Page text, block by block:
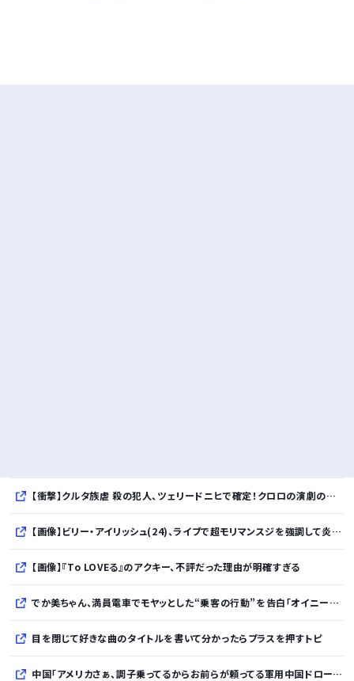
【衝撃】クルタ族虐 殺の犯人、ツェリードニヒで確定！クロロの演劇のせいで2人も無駄死ににwwww
【画像】ビリー・アイリッシュ(24)、ライブで超モリマンスジを強調して炎上ｗｗｗｗｗｗｗｗ
【画像】『To LOVEる』のアクキー、不評だった理由が明確すぎる
でか美ちゃん、満員電車でモヤッとした“乗客の行動”を告白「オイニーがつらくて…」
目を閉じて好きな曲のタイトルを書いて分かったらプラスを押すトピ
中国「アメリカさぁ、調子乗ってるからお前らが頼ってる軍用中国ドローン輸出禁止するわw」